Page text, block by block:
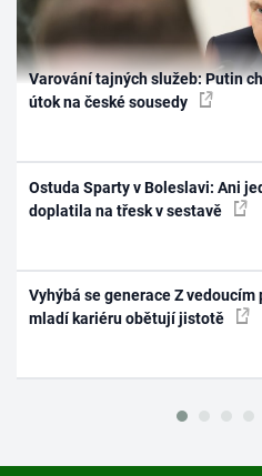
Varování tajných služeb: Putin
útok na české sousedy
Ostuda Sparty v Boleslavi: Ani
doplatila na třesk v sestavě
Vyhýbá se generace Z
mladí kariéru obětují jistotě